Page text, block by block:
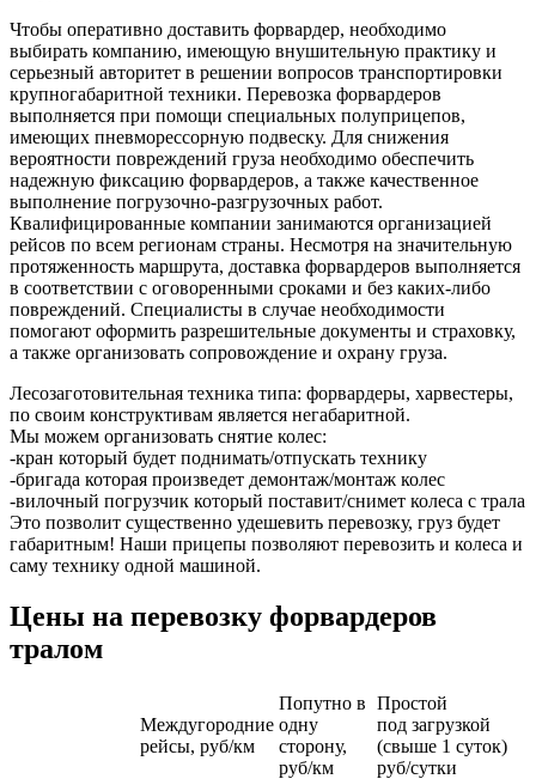
Чтобы оперативно доставить форвардер, необходимо
выбирать компанию, имеющую внушительную практику и
серьезный авторитет в решении вопросов транспортировки
крупногабаритной техники. Перевозка форвардеров
выполняется при помощи специальных полуприцепов,
имеющих пневморессорную подвеску. Для снижения
вероятности повреждений груза необходимо обеспечить
надежную фиксацию форвардеров, а также качественное
выполнение погрузочно-разгрузочных работ.
Квалифицированные компании занимаются организацией
рейсов по всем регионам страны. Несмотря на значительную
протяженность маршрута, доставка форвардеров выполняется
в соответствии с оговоренными сроками и без каких-либо
повреждений. Специалисты в случае необходимости
помогают оформить разрешительные документы и страховку,
а также организовать сопровождение и охрану груза.
Лесозаготовительная техника типа: форвардеры, харвестеры,
по своим конструктивам является негабаритной.
Мы можем организовать снятие колес:
-кран который будет поднимать/отпускать технику
-бригада которая произведет демонтаж/монтаж колес
-вилочный погрузчик который поставит/снимет колеса с трала
Это позволит существенно удешевить перевозку, груз будет
габаритным! Наши прицепы позволяют перевозить и колеса и
саму технику одной машиной.
Цены на перевозку форвардеров
тралом
Междугородние
рейсы, руб/км
Попутно в
одну
сторону,
руб/км
Простой
под загрузкой
(свыше 1 суток)
руб/сутки